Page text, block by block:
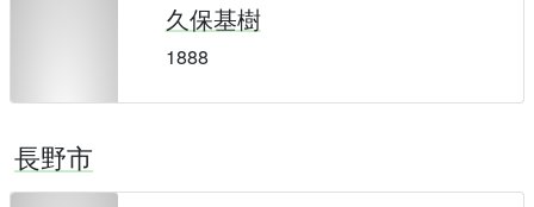
久保基樹
1888
長野市